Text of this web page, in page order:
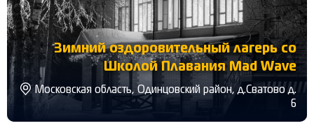
Зимний оздоровительный лагерь со
Школой Плавания Mad Wave
Московская область, Одинцовский район, д.Сватово д.
6